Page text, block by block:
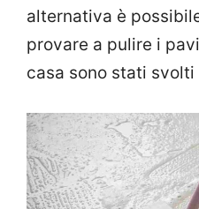
alternativa è
provare a pulire i
casa sono stati